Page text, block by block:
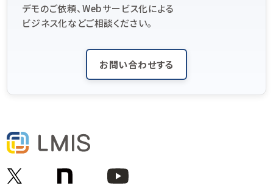
デモのご依頼、Webサービス化による
ビジネス化などご相談ください。
お問い合わせする